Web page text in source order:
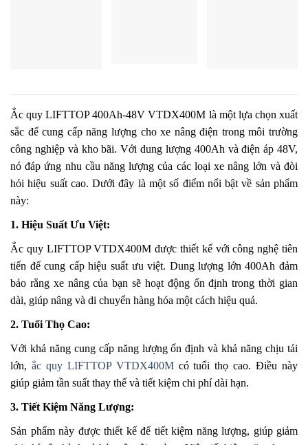
Ắc quy LIFTTOP 400Ah-48V VTDX400M là một lựa chọn xuất
sắc để cung cấp năng lượng cho xe nâng điện trong môi trường
công nghiệp và kho bãi. Với dung lượng 400Ah và điện áp 48V,
nó đáp ứng nhu cầu năng lượng của các loại xe nâng lớn và đòi
hỏi hiệu suất cao. Dưới đây là một số điểm nổi bật về sản phẩm
này:
1. Hiệu Suất Ưu Việt:
Ắc quy LIFTTOP VTDX400M được thiết kế với công nghệ tiên
tiến để cung cấp hiệu suất ưu việt. Dung lượng lớn 400Ah đảm
bảo rằng xe nâng của bạn sẽ hoạt động ổn định trong thời gian
dài, giúp nâng và di chuyển hàng hóa một cách hiệu quả.
2. Tuổi Thọ Cao:
Với khả năng cung cấp năng lượng ổn định và khả năng chịu tải
lớn, ắc quy LIFTTOP VTDX400Mcó tuổi thọ cao. Điều này
giúp giảm tần suất thay thế và tiết kiệm chi phí dài hạn.
3. Tiết Kiệm Năng Lượng:
Sản phẩm này được thiết kế để tiết kiệm năng lượng, giúp giảm